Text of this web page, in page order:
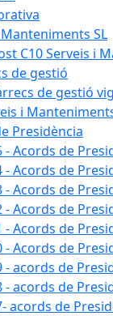
SL
C10 Serveis i
de gestió
de gestió
i
Presidència
- Acords de
- Acords de
- Acords de
- Acords de
- Acords de
- Acords de
- acords de
- acords de
acords de